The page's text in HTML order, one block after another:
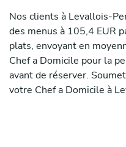
Nos clients à Levallois-
des menus à 105,4 EUR
plats, envoyant en
Chef a Domicile pour la
avant de réserver.
votre Chef a Domicile à